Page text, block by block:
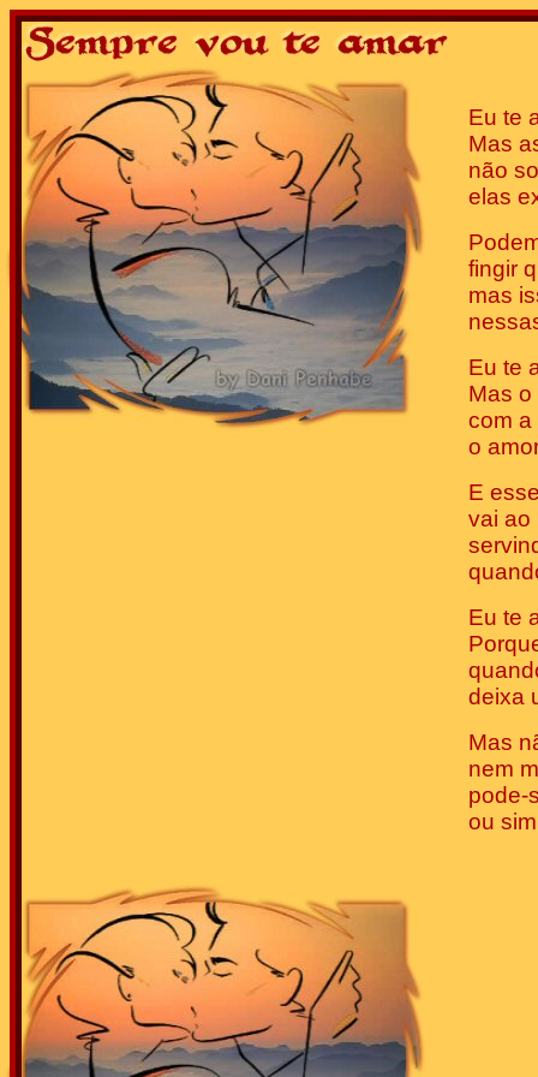
Eu te
Mas
não
elas
fingir
mas
Eu te
Mas o
com a
o
E
vai ao
Eu te
deixa
Mas
nem
pode-
ou